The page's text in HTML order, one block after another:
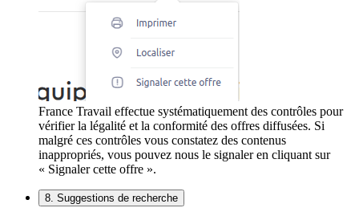
France Travail effectue systématiquement des contrôles pour
vérifier la légalité et la conformité des offres diffusées. Si
malgré ces contrôles vous constatez des contenus
inappropriés, vous pouvez nous le signaler en cliquant sur
« Signaler cette offre ».
8. Suggestions de recherche